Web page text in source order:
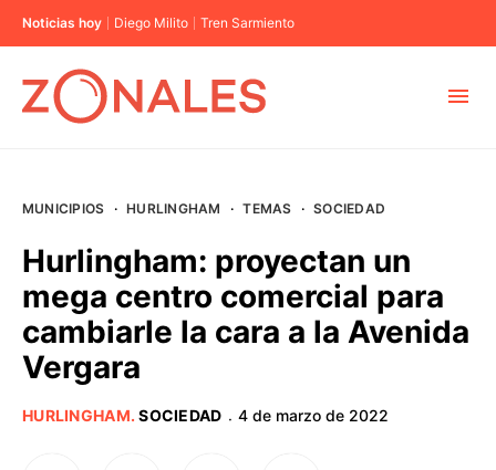
Noticias hoy Diego Milito Tren Sarmiento
BUENOS AIRES
PROVINCIAS
MUNICIPIOS · HURLINGHAM · TEMAS · SOCIEDAD
Hurlingham: proyectan un
mega centro comercial para
cambiarle la cara a la Avenida
Vergara
HURLINGHAM.SOCIEDAD · 4 de marzo de 2022